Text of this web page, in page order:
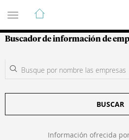
Guía de Empresas
Buscador de información de
BUSCAR
Información ofrecida